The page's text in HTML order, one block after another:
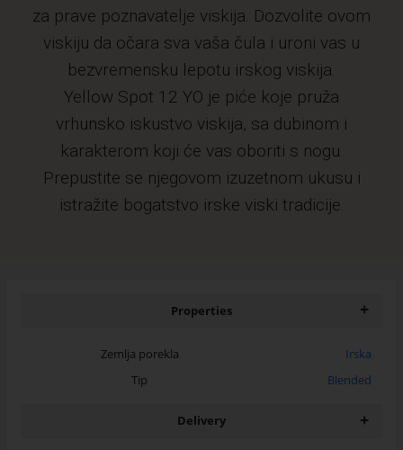
za prave poznavatelje viskija. Dozvolite ovom
viskiju da očara sva vaša čula i uroni vas u
bezvremensku lepotu irskog viskija.
Yellow Spot 12 YO je piće koje pruža
vrhunsko iskustvo viskija, sa dubinom i
karakterom koji će vas oboriti s nogu.
Prepustite se njegovom izuzetnom ukusu i
istražite bogatstvo irske viski tradicije.
Properties +
Zemlja porekla
Irska
Tip
Blended
Delivery +